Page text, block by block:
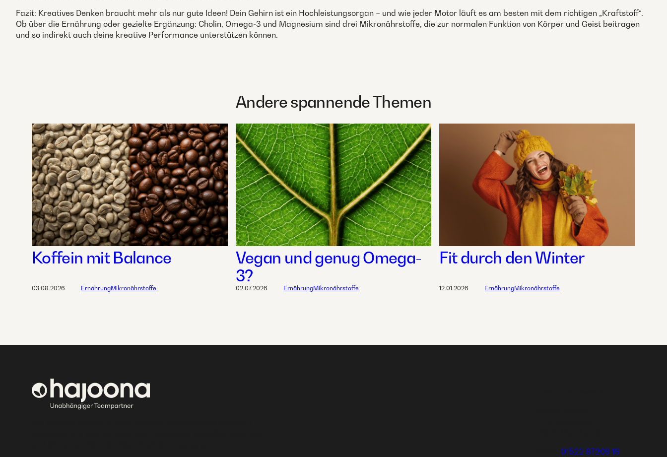
Fazit: Kreatives Denken braucht mehr als nur gute Ideen! Dein Gehirn ist ein Hochleistungsorgan – und wie jeder Motor läuft es am besten mit dem richtigen „Kraftstoff“.
Ob über die Ernährung oder gezielte Ergänzung: Cholin, Omega-3 und Magnesium sind drei Mikronährstoffe, die zur normalen Funktion von Körper und Geist beitragen
und so indirekt auch deine kreative Performance unterstützen können.
Andere spannende Themen
03.08.2026
Koffein mit Balance
ErnährungMikronährstoffe 02.07.2026
Vegan und genug Omega-
3?
ErnährungMikronährstoffe 12.01.2026
Fit durch den Winter
ErnährungMikronährstoffe
01522 87209 19